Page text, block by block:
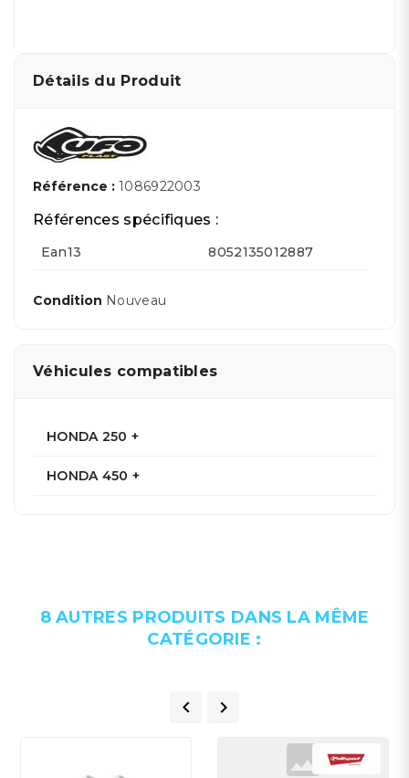
Détails du Produit
Référence : 1086922003
Références spécifiques :
Ean13 8052135012887
Condition Nouveau
Véhicules compatibles
HONDA 250 +
HONDA 450 +
8 AUTRES PRODUITS DANS LA MÊME
CATÉGORIE :
 